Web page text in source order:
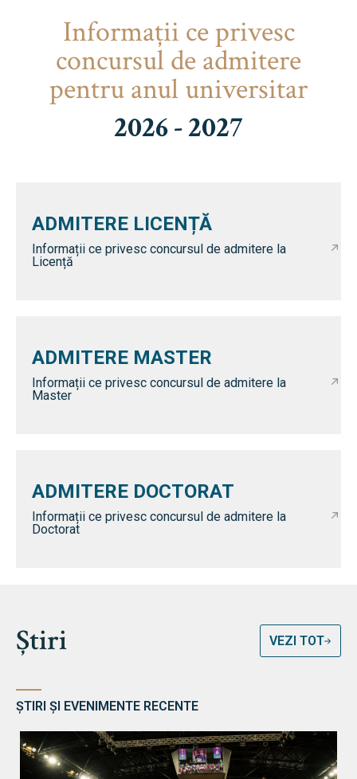
Informaţii ce privesc
concursul de admitere
pentru anul universitar
2026 - 2027
ADMITERE LICENȚĂ
Informații ce privesc concursul de admitere la
Licență
ADMITERE MASTER
Informații ce privesc concursul de admitere la
Master
ADMITERE DOCTORAT
Informații ce privesc concursul de admitere la
Doctorat
Știri VEZI TOT
ȘTIRI ȘI EVENIMENTE RECENTE